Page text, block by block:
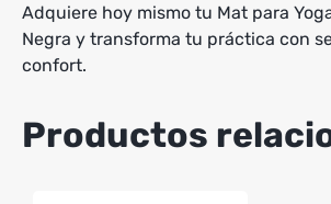
Adquiere hoy mismo tu Mat para
Negra y transforma tu práctica con
confort.
Productos